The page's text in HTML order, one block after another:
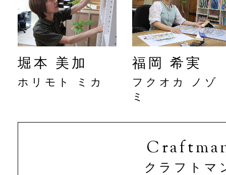
堀本 美加
ホリモト ミカ
福岡 希実
フクオカ ノゾ
ミ
クラフトマ